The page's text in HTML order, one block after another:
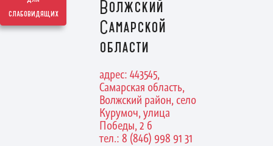
слабовидящих
Волжский
Самарской
области
адрес: 443545,
Самарская область,
Волжский район, село
Курумоч, улица
Победы, 2 б
тел.: 8 (846) 998 91 31